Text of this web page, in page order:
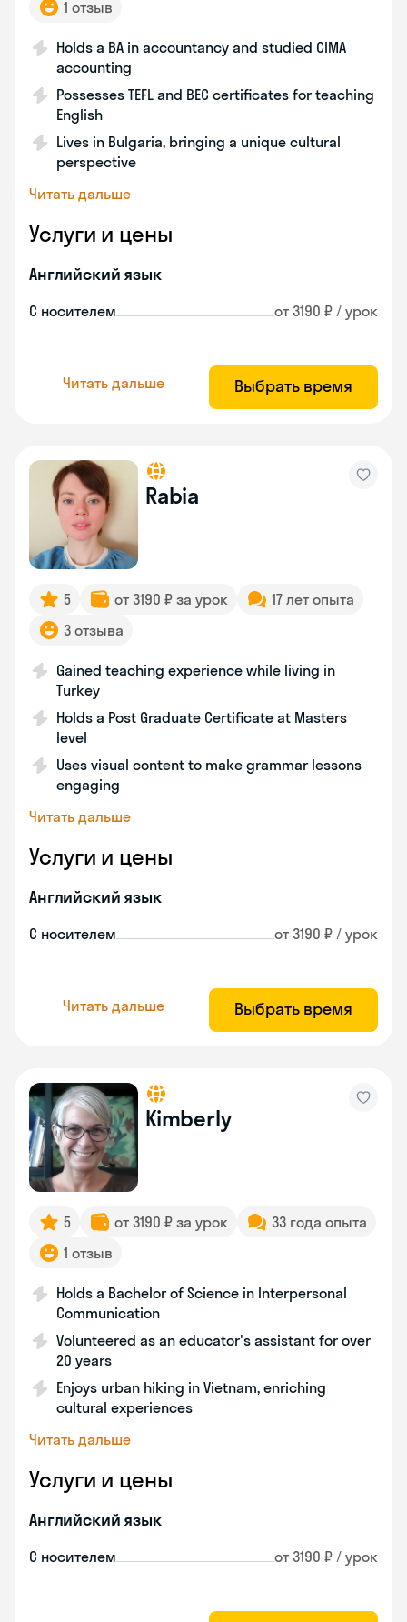
1 отзыв
Holds a BA in accountancy and studied CIMA
accounting
Possesses TEFL and BEC certificates for teaching
English
Lives in Bulgaria, bringing a unique cultural
perspective
Читать дальше
Услуги и цены
Английский язык
С носителем от 3190 ₽ / урок
Читать дальше Выбрать время
Rabia
5 от 3190 ₽ за урок
17 лет опыта
3 отзыва
Gained teaching experience while living in
Turkey
Holds a Post Graduate Certificate at Masters
level
Uses visual content to make grammar lessons
engaging
Читать дальше
Услуги и цены
Английский язык
С носителем от 3190 ₽ / урок
Читать дальше Выбрать время
Kimberly
5 от 3190 ₽ за урок
33 года опыта
1 отзыв
Holds a Bachelor of Science in Interpersonal
Communication
Volunteered as an educator's assistant for over
20 years
Enjoys urban hiking in Vietnam, enriching
cultural experiences
Читать дальше
Услуги и цены
Английский язык
С носителем от 3190 ₽ / урок